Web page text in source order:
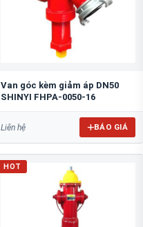
Van góc kèm giảm áp DN50
SHINYI FHPA-0050-16
Liên hệ BÁO GIÁ
HOT